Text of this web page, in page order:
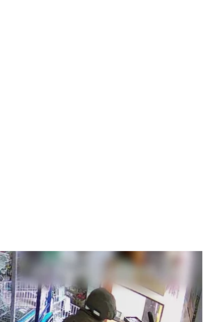
Управління державної охорони.
з окупантами обікрав